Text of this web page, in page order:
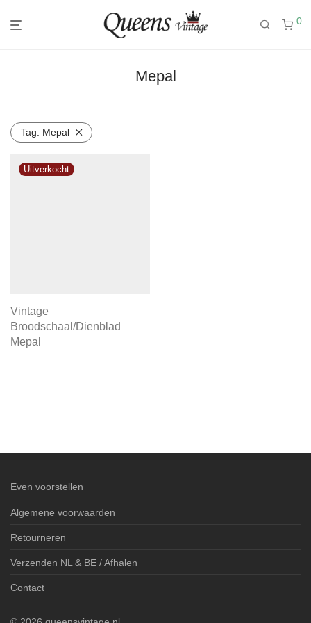
0
Mepal
Tag: Mepal
Vintage
Broodschaal/Dienblad
Mepal
Even voorstellen
Algemene voorwaarden
Retourneren
Verzenden NL & BE / Afhalen
Contact